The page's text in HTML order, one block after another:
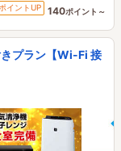
ポイントUP 140ポイント～
きプラン【Wi-Fi 接